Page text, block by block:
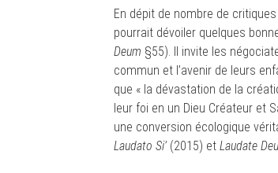
En dépit de nombre de
pourrait dévoiler quelques
Deum §55). Il invite les
commun et l’avenir de leurs
que « la dévastation de la
leur foi en un Dieu Créateur et
une conversion écologique
Laudato Si’(2015) et Laudate